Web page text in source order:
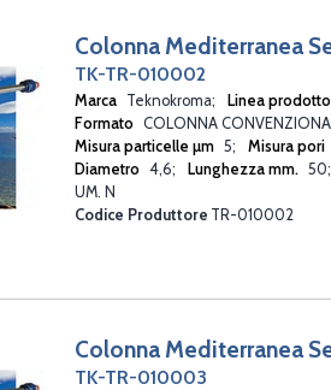
Colonna Mediterranea
TK-TR-010002
Marca Teknokroma Linea prodotto
Formato COLONNA
Misura particelle µm 5 Misura pori
Diametro 4,6 Lunghezza mm. 50
UM. N
Codice Produttore TR-010002
Colonna Mediterranea
TK-TR-010003